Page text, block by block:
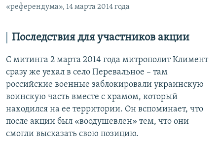
«референдума», 14 марта 2014 года
Последствия для участников акции
С митинга 2 марта 2014 года митрополит Климент
сразу же уехал в село Перевальное – там
российские военные заблокировали украинскую
воинскую часть вместе с храмом, который
находился на ее территории. Он вспоминает, что
после акции был «воодушевлен» тем, что они
смогли высказать свою позицию.